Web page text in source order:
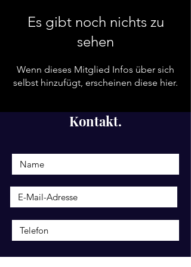
Es gibt noch nichts zu
sehen
Wenn dieses Mitglied Infos über sich
selbst hinzufügt, erscheinen diese hier.
Kontakt.